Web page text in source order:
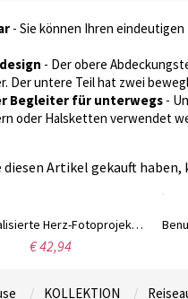
- Sie können Ihren eindeutigen
- Der obere
Der untere Teil hat zwei
Begleiter für unterwegs -
oder Halsketten verwendet
diesen Artikel gekauft haben,
Personalisierte Herz-Fotoprojektions-Halskette mit ich liebe dich in 100 Sprachen
€ 42,94
KOLLEKTION